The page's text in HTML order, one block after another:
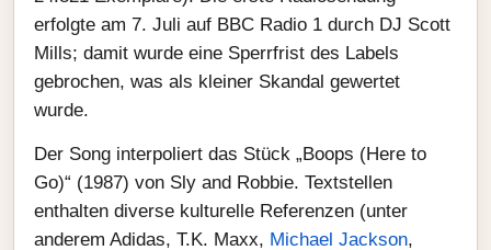
erfolgte am 7. Juli auf BBC Radio 1 durch DJ Scott
Mills; damit wurde eine Sperrfrist des Labels
gebrochen, was als kleiner Skandal gewertet
wurde.
Der Song interpoliert das Stück „Boops (Here to
Go)“ (1987) von Sly and Robbie. Textstellen
enthalten diverse kulturelle Referenzen (unter
anderem Adidas, T.K. Maxx, Michael Jackson,